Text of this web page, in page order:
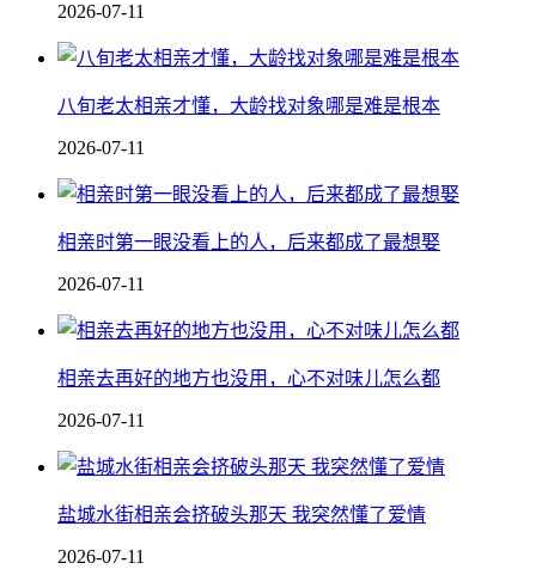
2026-07-11
八旬老太相亲才懂，大龄找对象哪是难是根本
2026-07-11
相亲时第一眼没看上的人，后来都成了最想娶
2026-07-11
相亲去再好的地方也没用，心不对味儿怎么都
2026-07-11
盐城水街相亲会挤破头那天 我突然懂了爱情
2026-07-11